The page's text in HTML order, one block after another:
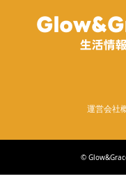
運営会社
©